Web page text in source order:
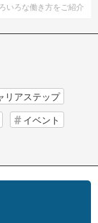
いろな働き方をご紹介
リアステップ
イベント